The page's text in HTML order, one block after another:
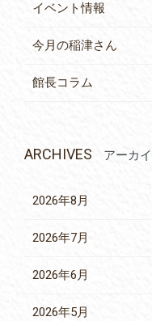
イベント情報
今月の稲津さん
館長コラム
ARCHIVES アーカ
2026年8月
2026年7月
2026年6月
2026年5月